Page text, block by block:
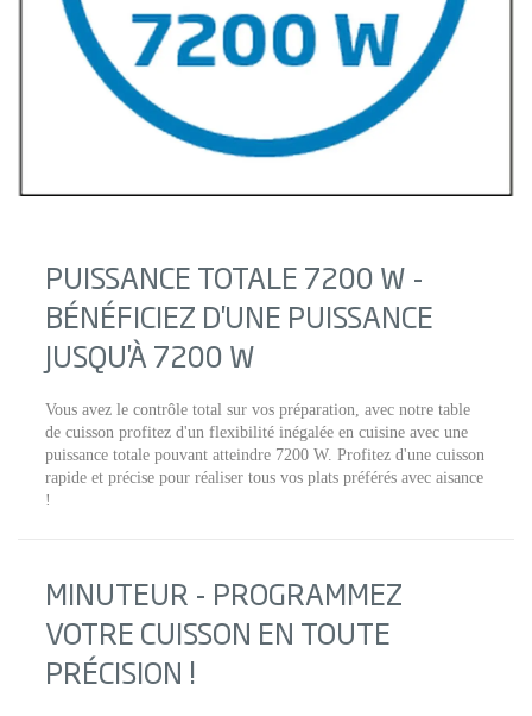
PUISSANCE TOTALE 7200 W -
BÉNÉFICIEZ D'UNE PUISSANCE
JUSQU'À 7200 W
Vous avez le contrôle total sur vos préparation, avec notre table
de cuisson profitez d'un flexibilité inégalée en cuisine avec une
puissance totale pouvant atteindre 7200 W. Profitez d'une cuisson
rapide et précise pour réaliser tous vos plats préférés avec aisance
!
MINUTEUR - PROGRAMMEZ
VOTRE CUISSON EN TOUTE
PRÉCISION !